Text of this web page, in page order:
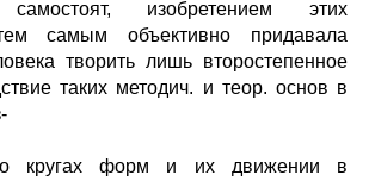
самостоят, изобретением этих
самым объективно придавала
творить лишь второстепенное
таких методич. и теор. основ в
о кругах форм и их движении в